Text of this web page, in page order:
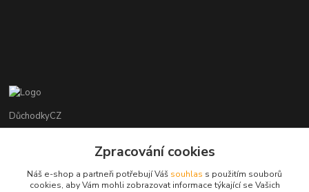
DůchodkyCZ
+420 412384749
Zpracování cookies
Náš e-shop a partneři potřebují Váš souhlas s použitím souborů
cookies, aby Vám mohli zobrazovat informace týkající se Vašich